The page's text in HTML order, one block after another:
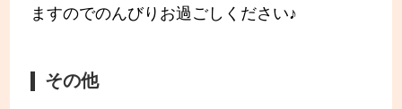
ますのでのんびりお過ごしください♪
その他